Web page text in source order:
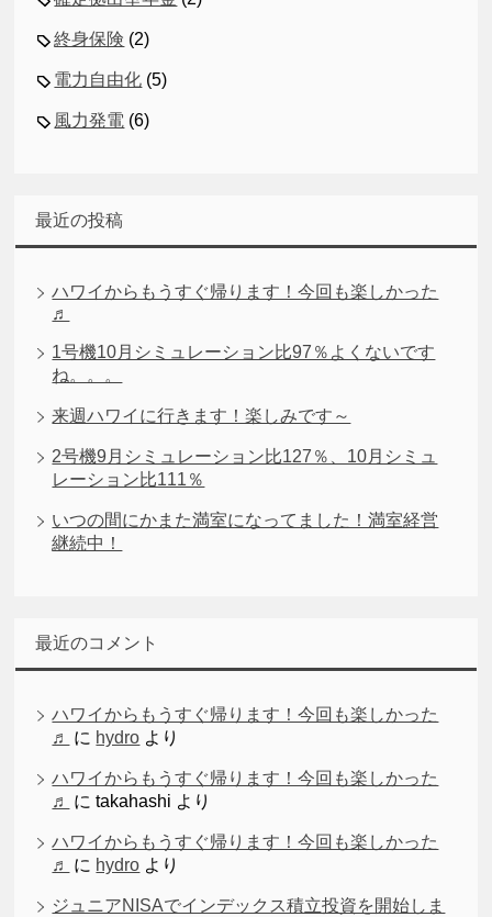
終身保険 (2)
電力自由化 (5)
風力発電 (6)
最近の投稿
ハワイからもうすぐ帰ります！今回も楽しかった
♬
1号機10月シミュレーション比97％よくないです
ね。。。
来週ハワイに行きます！楽しみです～
2号機9月シミュレーション比127％、10月シミュ
レーション比111％
いつの間にかまた満室になってました！満室経営
継続中！
最近のコメント
ハワイからもうすぐ帰ります！今回も楽しかった
♬
に hydro より
ハワイからもうすぐ帰ります！今回も楽しかった
♬
にtakahashi より
ハワイからもうすぐ帰ります！今回も楽しかった
♬
に hydro より
ジュニアNISAでインデックス積立投資を開始しま